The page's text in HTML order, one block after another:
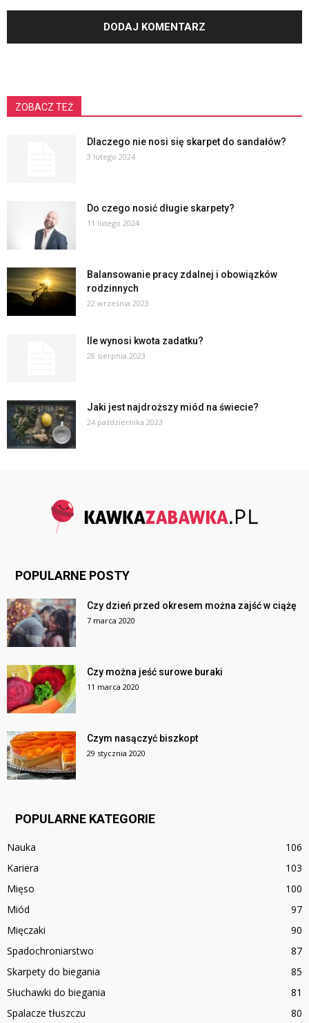
ZOBACZ TEŻ
Dlaczego nie nosi się skarpet do sandałów?
3 lutego 2024
Do czego nosić długie skarpety?
11 lutego 2024
Balansowanie pracy zdalnej i obowiązków
rodzinnych
22 września 2023
Ile wynosi kwota zadatku?
28 sierpnia 2023
Jaki jest najdroższy miód na świecie?
24 października 2023
POPULARNE POSTY
Czy dzień przed okresem można zajść w ciążę
7 marca 2020
Czy można jeść surowe buraki
11 marca 2020
Czym nasączyć biszkopt
29 stycznia 2020
POPULARNE KATEGORIE
Nauka
106
Kariera
103
Mięso
100
Miód
97
Mięczaki
90
Spadochroniarstwo
87
Skarpety do biegania
85
Słuchawki do biegania
81
Spalacze tłuszczu
80